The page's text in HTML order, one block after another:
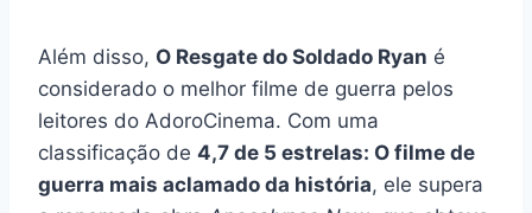
Além disso, O Resgate do Soldado Ryan é
considerado o melhor filme de guerra pelos
leitores do AdoroCinema. Com uma
classificação de 4,7 de 5 estrelas: O filme de
guerra mais aclamado da história, ele supera